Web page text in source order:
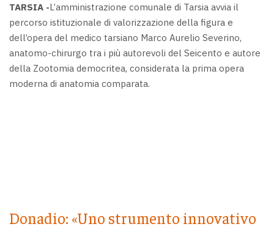
TARSIA -L’amministrazione comunale di Tarsia avvia il
percorso istituzionale di valorizzazione della figura e
dell’opera del medico tarsiano Marco Aurelio Severino,
anatomo-chirurgo tra i più autorevoli del Seicento e autore
della Zootomia democritea, considerata la prima opera
moderna di anatomia comparata.
Donadio: «Uno strumento innovativo